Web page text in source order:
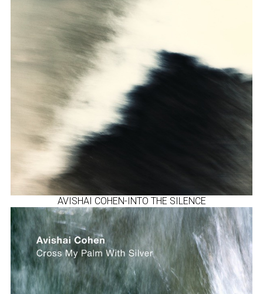
AVISHAI COHEN-INTO THE SILENCE